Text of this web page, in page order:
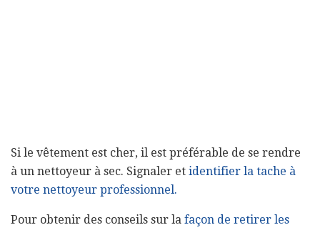
Si le vêtement est cher, il est préférable de se rendre
à un nettoyeur à sec. Signaler et identifier la tache à
votre nettoyeur professionnel.
Pour obtenir des conseils sur la façon de retirer les